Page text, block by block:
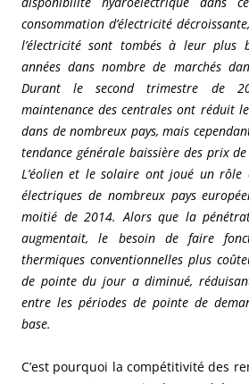
consommation d’électricité
l’électricité sont tombés à leur plus
années dans nombre de marchés
Durant le second trimestre de
maintenance des centrales ont réduit
dans de nombreux pays, mais
tendance générale baissière des prix
L’éolien et le solaire ont joué un rôle
électriques de nombreux pays
moitié de 2014. Alors que la
augmentait, le besoin de faire
thermiques conventionnelles plus
de pointe du jour a diminué,
entre les périodes de pointe de
base.
C’est pourquoi la compétitivité des